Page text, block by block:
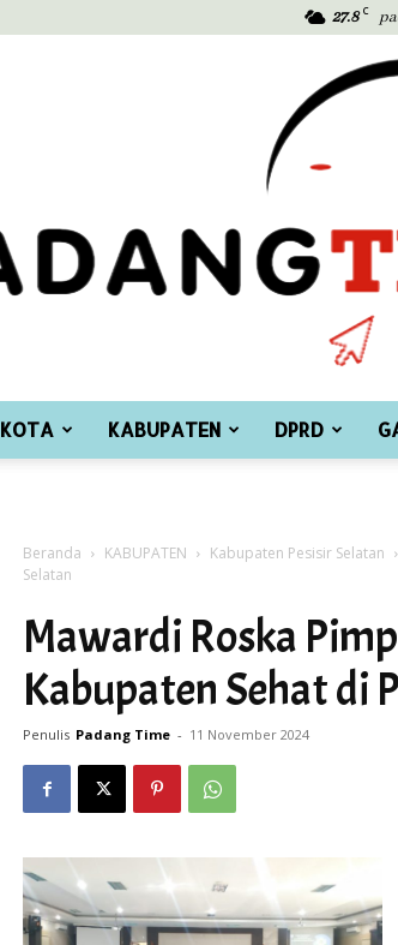
27.8 C
Time
KOTA KABUPATEN DPRD
Beranda KABUPATEN Kabupaten Pesisir Selatan
Selatan
Mawardi Roska
Kabupaten Sehat di
Penulis Padang Time - 11 November 2024